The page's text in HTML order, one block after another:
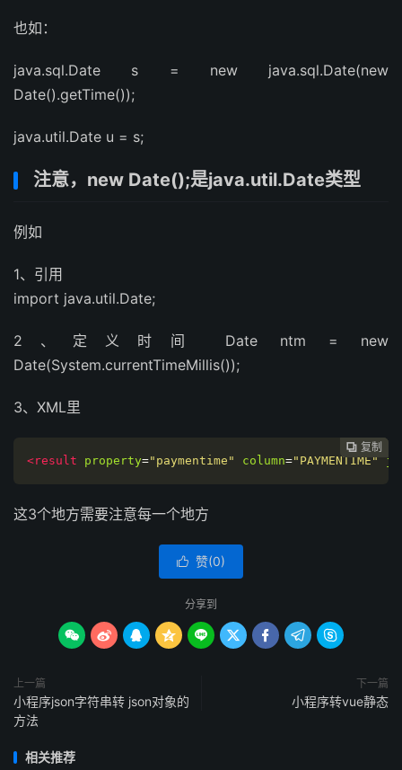
也如：
java.sql.Date s = new java.sql.Date(new
Date().getTime());
java.util.Date u = s;
注意，new Date();是java.util.Date类型
例如
1、引用
import java.util.Date;
2、定义时间 Date ntm = new
Date(System.currentTimeMillis());
3、XML里
 复制
 复制
 复制
<result
property="paymentime" column="PAYMENTIME"
这3个地方需要注意每一个地方
 赞(0)
分享到
        
上一篇
小程序json字符串转 json对象的
方法
下一篇
小程序转vue静态
相关推荐